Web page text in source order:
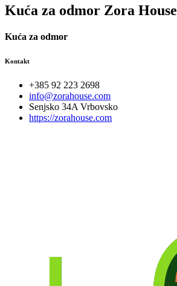
Kuća za odmor Zora House
Kuća za odmor
Kontakt
+385 92 223 2698
info@zorahouse.com
Senjsko 34A Vrbovsko
https://zorahouse.com